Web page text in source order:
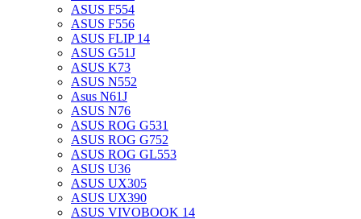
ASUS F554
ASUS F556
ASUS FLIP 14
ASUS G51J
ASUS K73
ASUS N552
Asus N61J
ASUS N76
ASUS ROG G531
ASUS ROG G752
ASUS ROG GL553
ASUS U36
ASUS UX305
ASUS UX390
ASUS VIVOBOOK 14